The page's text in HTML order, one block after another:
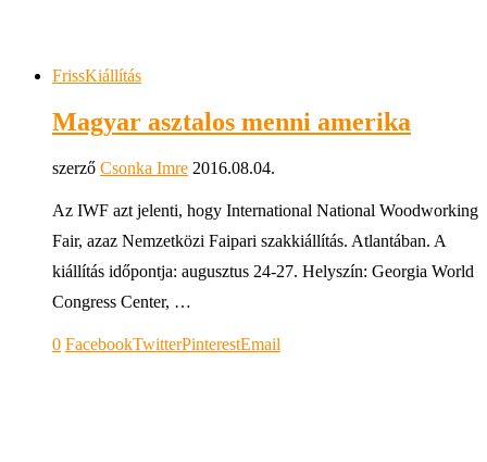
FrissKiállítás
Magyar asztalos menni amerika
szerző Csonka Imre 2016.08.04.
Az IWF azt jelenti, hogy International National Woodworking
Fair, azaz Nemzetközi Faipari szakkiállítás. Atlantában. A
kiállítás időpontja: augusztus 24-27. Helyszín: Georgia World
Congress Center, …
0 FacebookTwitterPinterestEmail